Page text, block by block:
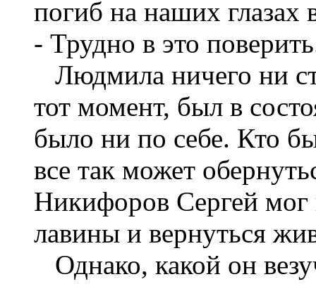
погиб на наших глазах
- Трудно в это
Людмила ничего ни
тот момент, был в
было ни по себе. Кто
все так может
Никифоров Сергей
лавины и вернуться
Однако, какой он